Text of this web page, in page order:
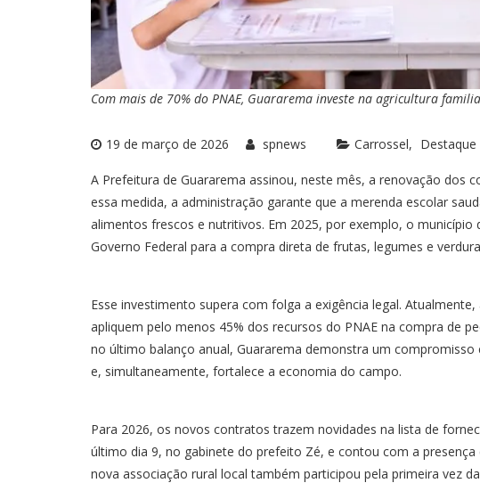
Com mais de 70% do PNAE, Guararema investe na agricultura
19 de março de 2026 spnews Carrossel Destaque
A Prefeitura de Guararema assinou, neste mês, a renovação dos
essa medida, a administração garante que a merenda escolar
alimentos frescos e nutritivos. Em 2025, por exemplo, o município
Governo Federal para a compra direta de frutas, legumes e
Esse investimento supera com folga a exigência legal.
apliquem pelo menos 45% dos recursos do PNAE na compra de
no último balanço anual, Guararema demonstra um
e, simultaneamente, fortalece a economia do campo.
Para 2026, os novos contratos trazem novidades na lista de
último dia 9, no gabinete do prefeito Zé, e contou com a
nova associação rural local também participou pela primeira vez